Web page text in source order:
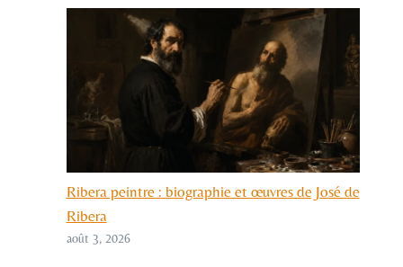
Ribera peintre : biographie et œuvres de José de
Ribera
août 3, 2026